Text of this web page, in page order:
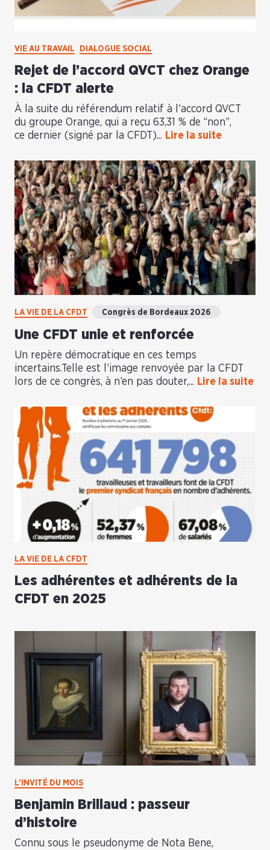
VIE AU TRAVAIL DIALOGUE SOCIAL
Rejet de l’accord QVCT chez Orange
: la CFDT alerte
À la suite du référendum relatif à l’accord QVCT
du groupe Orange, qui a reçu 63,31 % de “non”,
ce dernier (signé par la CFDT)... Lire la suite
LA VIE DE LA CFDT Congrès de Bordeaux 2026
Une CFDT unie et renforcée
Un repère démocratique en ces temps
incertains.Telle est l’image renvoyée par la CFDT
lors de ce congrès, à n’en pas douter,... Lire la suite
LA VIE DE LA CFDT
Les adhérentes et adhérents de la
CFDT en 2025
L’INVITÉ DU MOIS
Benjamin Brillaud : passeur
d’histoire
Connu sous le pseudonyme de Nota Bene,